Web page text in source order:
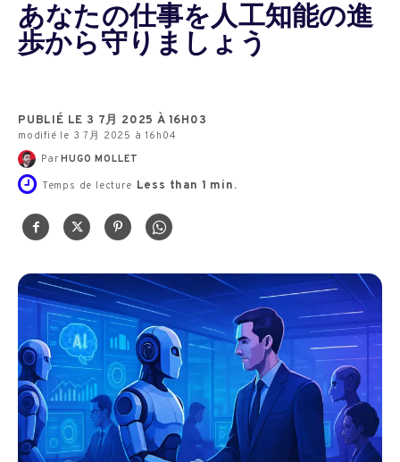
あなたの仕事を人工知能の進
歩から守りましょう
PUBLIÉ LE 3 7月 2025 À 16H03
modifié le 3 7月 2025 à 16h04
Par HUGO MOLLET
Temps de lecture Less than 1 min.